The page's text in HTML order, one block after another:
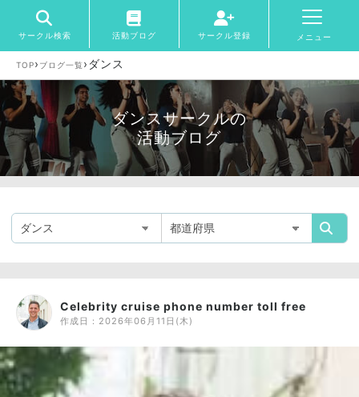
サークル検索 活動ブログ サークル登録 メニュー
TOP› ブログ一覧 › ダンス
ダンスサークルの
活動ブログ
Celebrity cruise phone number toll free
作成日： 2026年06月11日(木)